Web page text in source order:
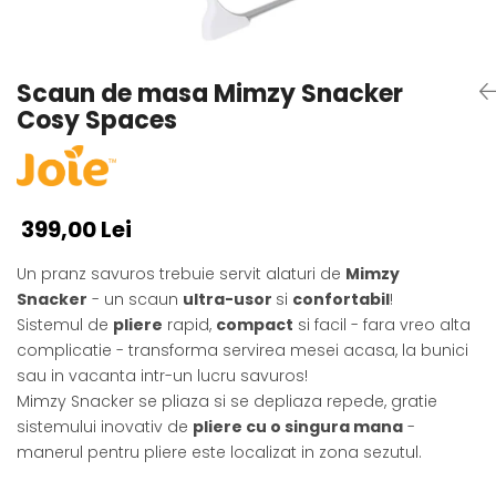
Carusele si lampi de veghe
Comode
Covorase de joaca
Fotolii alaptat
Fotolii si scaune copii
Leagane si balansoare
Accesorii Leagane
Balansoare bebelusi
Leagane electrice
Learning tower
Lenjerii de pat
Carucioare Reversibile
Huse scaune auto
MARSUPII
Scaune rotative
Jucării de plus
Masinute
Universul Grimms
Jucarii de baie
MODA COPII
Fetite
Incaltaminte
Baieti
Olite si reductoare wc
Paturi si museline
Perne anti-colici
Saci de dormit
Scutece premium
Sisteme de infasare
Scaun de masa Mimzy Snacker
Cosy Spaces
399,00 Lei
Un pranz savuros trebuie servit alaturi de Mimzy
Snacker - un scaun ultra-usor si confortabil!
Sistemul de pliere rapid, compact si facil - fara vreo alta
complicatie - transforma servirea mesei acasa, la bunici
sau in vacanta intr-un lucru savuros!
Mimzy Snacker se pliaza si se depliaza repede, gratie
sistemului inovativ de pliere cu o singura mana -
manerul pentru pliere este localizat in zona sezutul.